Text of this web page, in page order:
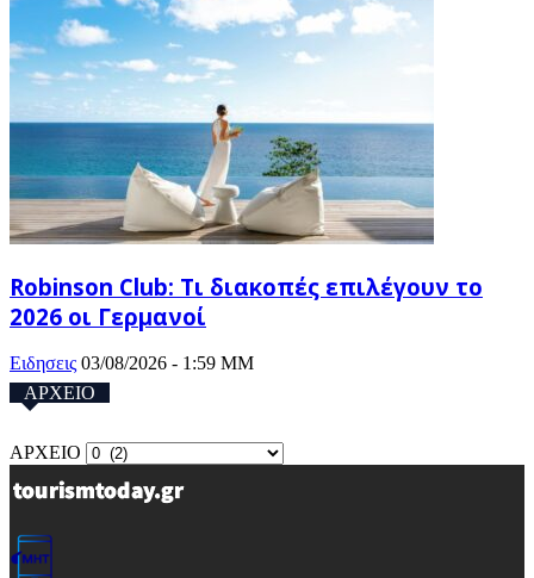
Robinson Club: Τι διακοπές επιλέγουν το
2026 οι Γερμανοί
Ειδησεις 03/08/2026 - 1:59 ΜΜ
ΑΡΧΕΙΟ
ΑΡΧΕΙΟ